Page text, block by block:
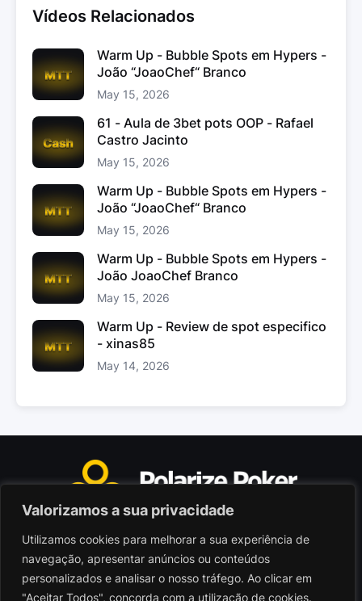
Valorizamos a sua privacidade
Utilizamos cookies para melhorar a sua experiência de
navegação, apresentar anúncios ou conteúdos
personalizados e analisar o nosso tráfego. Ao clicar em
"Aceitar Todos", concorda com a utilização de cookies.
Vídeos Relacionados
Warm Up - Bubble Spots em Hypers -
João “JoaoChef“ Branco
May 15, 2026
61 - Aula de 3bet pots OOP - Rafael
Castro Jacinto
May 15, 2026
Warm Up - Bubble Spots em Hypers -
João “JoaoChef“ Branco
May 15, 2026
Warm Up - Bubble Spots em Hypers -
João JoaoChef Branco
May 15, 2026
Warm Up - Review de spot especifico
- xinas85
May 14, 2026
Polarize Poker Limited, Malta
Sociedade comercial registada sob n.º C103402